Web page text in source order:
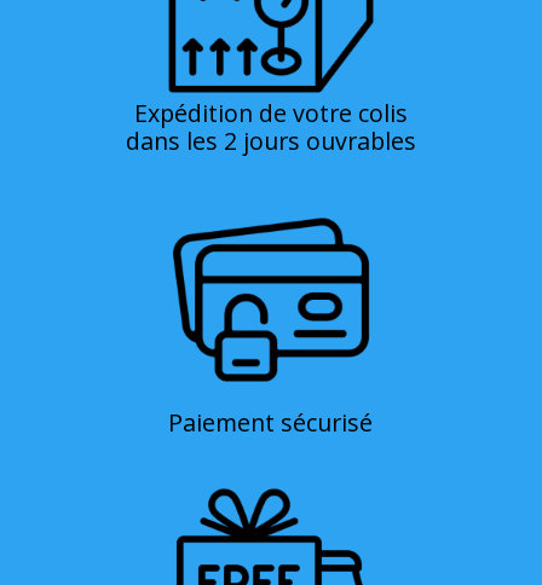
Expédition de votre colis
dans les 2 jours ouvrables
Paiement sécurisé